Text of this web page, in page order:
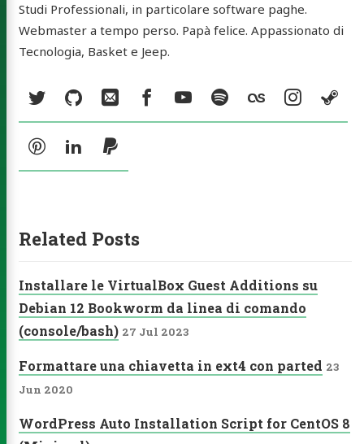
Studi Professionali, in particolare software paghe.
Webmaster a tempo perso. Papà felice. Appassionato di
Tecnologia, Basket e Jeep.
TwitterGitHubEmail Facebook
YouTube
SpotifyLast.fm
Pinterest
LinkedIn
PayPal
Related Posts
Installare le VirtualBox Guest Additions su
Debian 12 Bookworm da linea di comando
(console/bash) 27 Jul 2023
Formattare una chiavetta in ext4 con parted 23
Jun 2020
WordPress Auto Installation Script for CentOS 8
MP3
Music